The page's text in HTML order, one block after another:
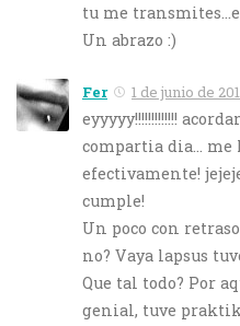
tu me
Un abrazo :)
Fer 1 de junio de
eyyyyy!!!!!!!!!!!!!
compartia dia… me
efectivamente!
cumple!
Un poco con
no? Vaya lapsus
Que tal todo? Por
genial, tuve